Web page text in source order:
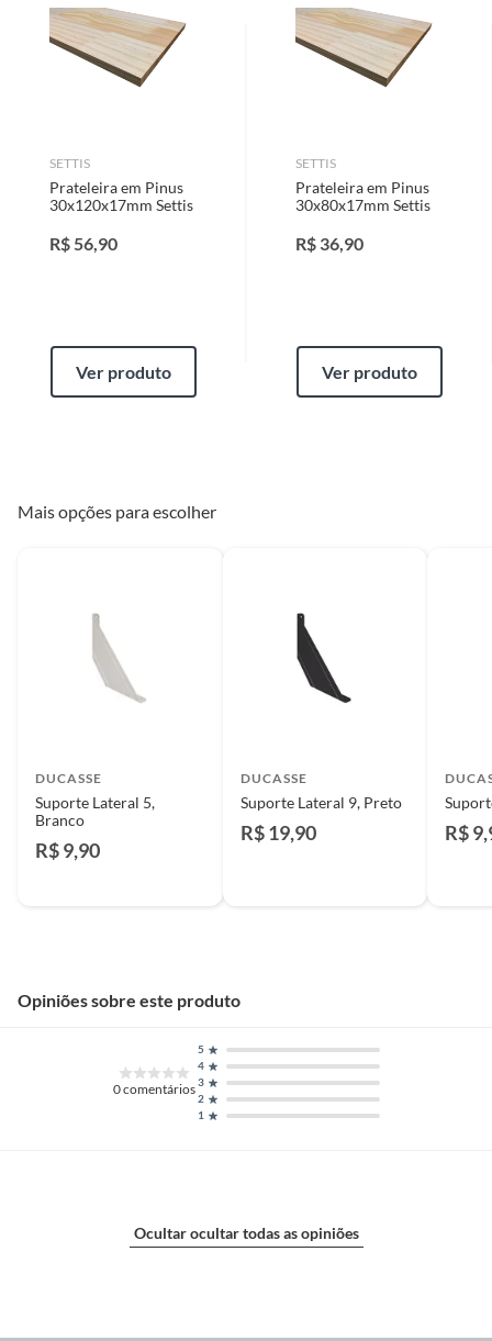
Iluminação, UD, Organização e Decoração
SETTIS
Prateleira em Pinus
30x120x17mm Settis
R$56,90
Ver produto
SETTIS
Prateleira em Pinus
30x80x17mm Settis
R$ 36,90
Ver produto
Mais opções para escolher
DUCASSE
Suporte Lateral 5,
Branco
R$ 9,90
DUCASSE
Suporte Lateral 9, Preto
R$ 19,90 R$
Opiniões sobre este produto
0comentários
1
2
3
4
5
Ocultar ocultar todas as opiniões